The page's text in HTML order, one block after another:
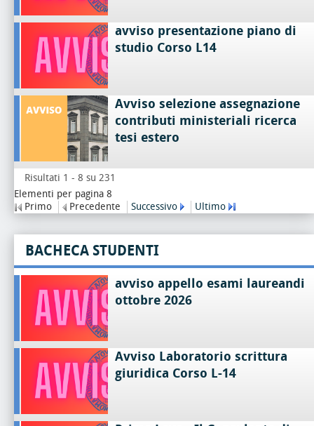
avviso presentazione piano di
studio Corso L14
Avviso selezione assegnazione
contributi ministeriali ricerca
tesi estero
Risultati 1 - 8 su 231
Elementi per pagina 8
Primo
Precedente Successivo Ultimo
BACHECA STUDENTI
avviso appello esami laureandi
ottobre 2026
Avviso Laboratorio scrittura
giuridica Corso L-14